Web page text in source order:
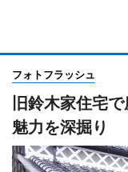
フォトフラッシュ
旧鈴木家住宅
魅力を深掘り